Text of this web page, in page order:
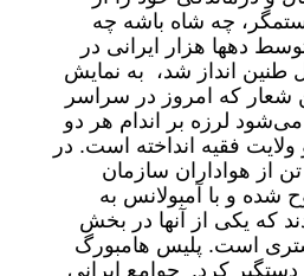
چه شاه باشه چه
دهها هزار ایرانی در
طنین انداز شد، به نمایش
شعار که امروز در سراسر
می‌شود لرزه بر اندام هر دو
فقیه انداخته است. در
از هواداران سازمان
و با آمبولانس به
که یکی از آنها در بخش
است. پلیس هامبورگ
دستگیر کرد. جوامع ایرانی